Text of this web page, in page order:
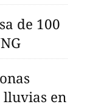
de 100
en